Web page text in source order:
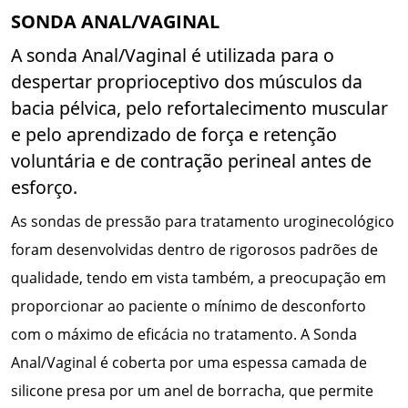
SONDA ANAL/VAGINAL
A sonda Anal/Vaginal é utilizada para o
despertar proprioceptivo dos músculos da
bacia pélvica, pelo refortalecimento muscular
e pelo aprendizado de força e retenção
voluntária e de contração perineal antes de
esforço.
As sondas de pressão para tratamento uroginecológico
foram desenvolvidas dentro de rigorosos padrões de
qualidade, tendo em vista também, a preocupação em
proporcionar ao paciente o mínimo de desconforto
com o máximo de eficácia no tratamento. A Sonda
Anal/Vaginal é coberta por uma espessa camada de
silicone presa por um anel de borracha, que permite